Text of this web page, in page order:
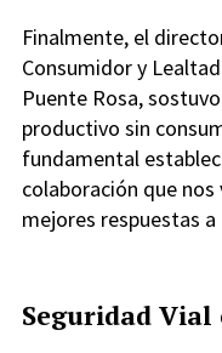
Finalmente, el
Consumidor y
Puente Rosa,
productivo sin
fundamental
colaboración que
mejores respuestas
Seguridad Vial